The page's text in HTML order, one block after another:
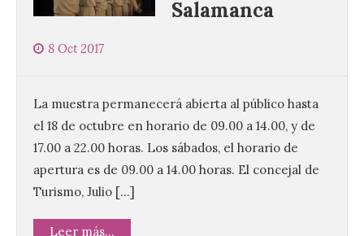
Salamanca
8 Oct 2017
La muestra permanecerá abierta al público hasta
el 18 de octubre en horario de 09.00 a 14.00, y de
17.00 a 22.00 horas. Los sábados, el horario de
apertura es de 09.00 a 14.00 horas. El concejal de
Turismo, Julio […]
Leer más...